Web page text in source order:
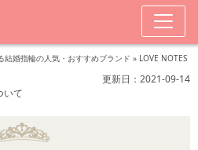
結婚指輪の人気・おすすめブランド » LOVE NOTES
更新日：2021-09-14
いて